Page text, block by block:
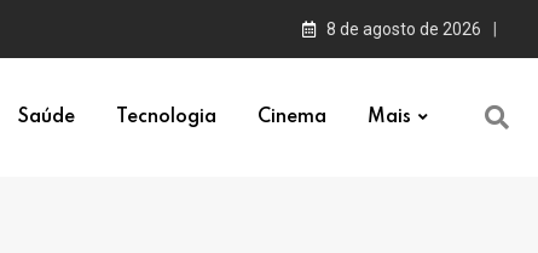
8 de agosto de 2026
Saúde Tecnologia Cinema Mais